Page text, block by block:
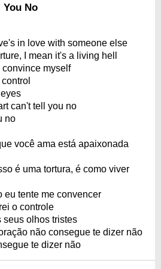
You No
in love with someone else
I mean it's a living hell
convince myself
can't tell you no
no
você ama está apaixonada
é uma tortura, é como viver
eu tente me convencer
o controle
seus olhos tristes
não consegue te dizer não
te dizer não